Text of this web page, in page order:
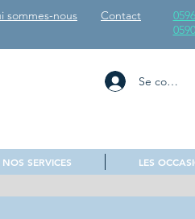
sommes-nous Contact
Se
NOS SERVICES LES